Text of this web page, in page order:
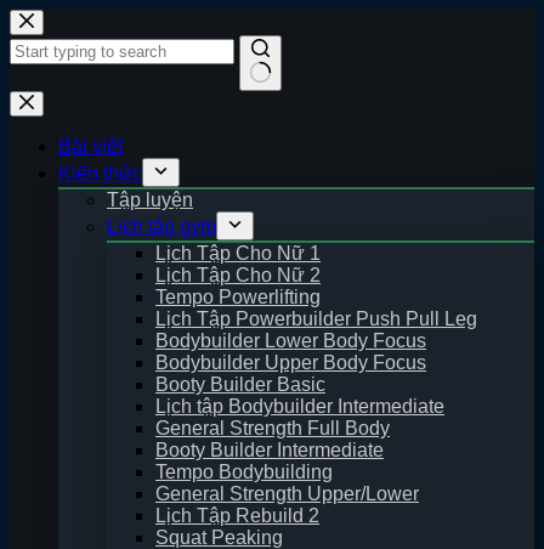
Skip
to
content
No
results
Bài viết
Kiến thức
Tập luyện
Lịch tập gym
Lịch Tập Cho Nữ 1
Lịch Tập Cho Nữ 2
Tempo Powerlifting
Lịch Tập Powerbuilder Push Pull Leg
Bodybuilder Lower Body Focus
Bodybuilder Upper Body Focus
Booty Builder Basic
Lịch tập Bodybuilder Intermediate
General Strength Full Body
Booty Builder Intermediate
Tempo Bodybuilding
General Strength Upper/Lower
Lịch Tập Rebuild 2
Squat Peaking